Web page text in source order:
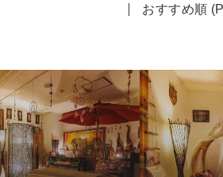
おすすめ順